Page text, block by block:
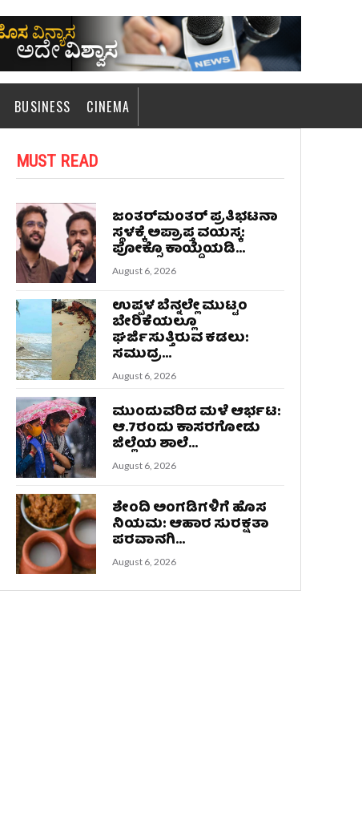
BUSINESS CINEMA
MUST READ
ಜಂತರ್‌ಮಂತರ್‌ ಪ್ರತಿಭಟನಾ
ಸ್ಥಳಕ್ಕೆ ಅಪ್ರಾಪ್ತ ವಯಸ್ಕ:
ಪೋಕ್ಸೊ ಕಾಯ್ದೆಯಡಿ...
August 6, 2026
ಉಪ್ಪಳ ಬೆನ್ನಲ್ಲೇ ಮುಟ್ಟಂ
ಬೇರಿಕೆಯಲ್ಲೂ
ಘರ್ಜಿಸುತ್ತಿರುವ ಕಡಲು:
ಸಮುದ್ರ...
August 6, 2026
ಮುಂದುವರಿದ ಮಳೆ ಆರ್ಭಟ:
ಆ.7ರಂದು ಕಾಸರಗೋಡು
ಜಿಲ್ಲೆಯ ಶಾಲೆ...
August 6, 2026
ಶೇಂದಿ ಅಂಗಡಿಗಳಿಗೆ ಹೊಸ
ನಿಯಮ: ಆಹಾರ ಸುರಕ್ಷತಾ
ಪರವಾನಗಿ...
August 6, 2026